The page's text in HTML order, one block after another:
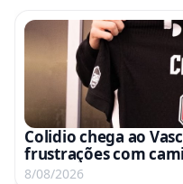
Colidio chega ao
frustrações com
8/08/2026